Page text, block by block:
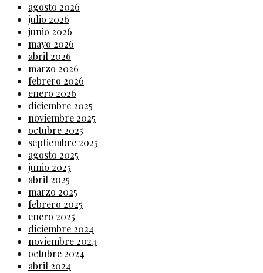
agosto 2026
julio 2026
junio 2026
mayo 2026
abril 2026
marzo 2026
febrero 2026
enero 2026
diciembre 2025
noviembre 2025
octubre 2025
septiembre 2025
agosto 2025
junio 2025
abril 2025
marzo 2025
febrero 2025
enero 2025
diciembre 2024
noviembre 2024
octubre 2024
abril 2024